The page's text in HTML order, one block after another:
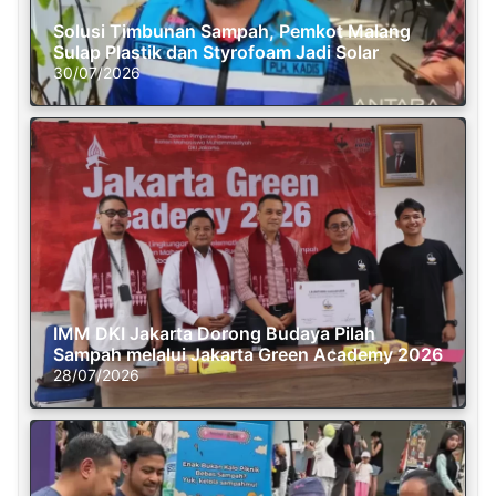
Solusi Timbunan Sampah, Pemkot Malang
Sulap Plastik dan Styrofoam Jadi Solar
30/07/2026
IMM DKI Jakarta Dorong Budaya Pilah
Sampah melalui Jakarta Green Academy 2026
28/07/2026